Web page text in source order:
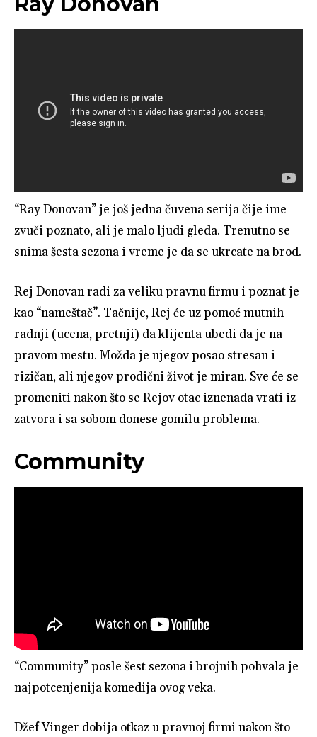
“Ray Donovan” je još jedna čuvena serija čije ime
zvuči poznato, ali je malo ljudi gleda. Trenutno se
snima šesta sezona i vreme je da se ukrcate na brod.
Rej Donovan radi za veliku pravnu firmu i poznat je
kao “nameštač”. Tačnije, Rej će uz pomoć mutnih
radnji (ucena, pretnji) da klijenta ubedi da je na
pravom mestu. Možda je njegov posao stresan i
rizičan, ali njegov prodični život je miran. Sve će se
promeniti nakon što se Rejov otac iznenada vrati iz
zatvora i sa sobom donese gomilu problema.
Community
“Community” posle šest sezona i brojnih pohvala je
najpotcenjenija komedija ovog veka.
Džef Vinger dobija otkaz u pravnoj firmi nakon što